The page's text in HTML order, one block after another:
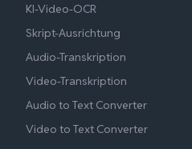
KI-Video-OCR
Skript-Ausrichtung
Audio-Transkription
Video-Transkription
Audio to Text Converter
Video to Text Converter